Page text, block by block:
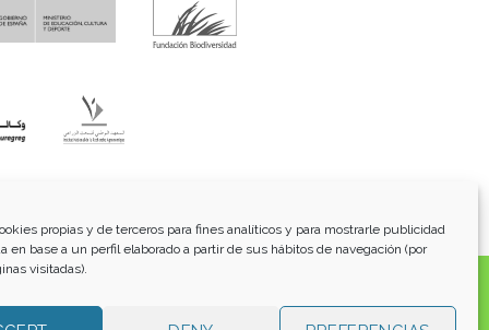
propias y de terceros para fines analíticos y para mostrarle publicidad
en base a un perfil elaborado a partir de sus hábitos de navegación (por
visitadas).
ninguna marca, derecho de autor u otro aviso de
su uso personal, no comercial. Los enlaces a otros